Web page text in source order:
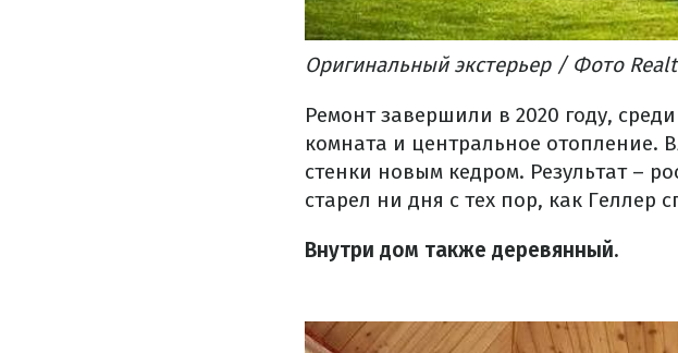
Оригинальный экстерьер / Фото
Ремонт завершили в 2020 году,
комната и центральное отопление.
стенки новым кедром. Результат –
старел ни дня с тех пор, как Геллер
Внутри дом также деревянный.